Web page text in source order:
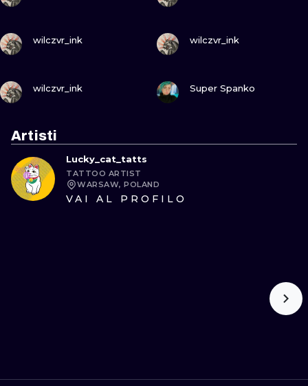
wilczvr_ink wilczvr_ink
wilczvr_ink Super Spanko
Artisti
Lucky_cat_tatts
TATTOO ARTIST
WARSAW, POLAND
VAI AL PROFILO